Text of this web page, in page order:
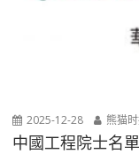
2025-12-28 熊猫
中國工程院士名